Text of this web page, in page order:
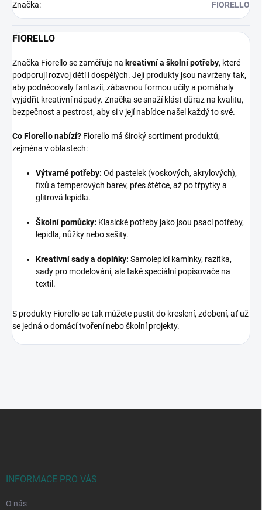
Značka: FIORELLO
FIORELLO
Značka Fiorello se zaměřuje na kreativní a školní potřeby, které
podporují rozvoj dětí i dospělých. Její produkty jsou navrženy tak,
aby podněcovaly fantazii, zábavnou formou učily a pomáhaly
vyjádřit kreativní nápady. Značka se snaží klást důraz na kvalitu,
bezpečnost a pestrost, aby si v její nabídce našel každý to své.
Co Fiorello nabízí? Fiorello má široký sortiment produktů,
zejména v oblastech:
Výtvarné potřeby: Od pastelek (voskových, akrylových),
fixů a temperových barev, přes štětce, až po třpytky a
glitrová lepidla.
Školní pomůcky: Klasické potřeby jako jsou psací potřeby,
lepidla, nůžky nebo sešity.
Kreativní sady a doplňky: Samolepicí kamínky, razítka,
sady pro modelování, ale také speciální popisovače na
textil.
S produkty Fiorello se tak můžete pustit do kreslení, zdobení, ať už
se jedná o domácí tvoření nebo školní projekty.
INFORMACE PRO VÁS
O nás